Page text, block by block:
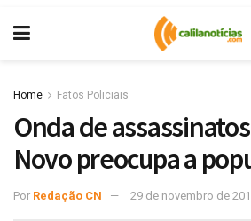
Home Fatos Policiais
Onda de
Novo preocupa a
Por Redação CN 29 de novembro de